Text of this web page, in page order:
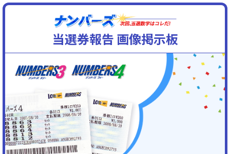
当選券報告 画像掲示板